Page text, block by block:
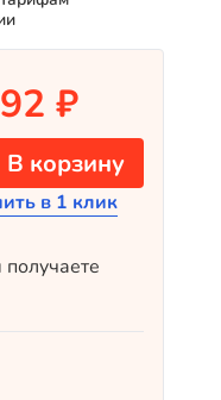
₽
В корзину
в 1 клик
получаете